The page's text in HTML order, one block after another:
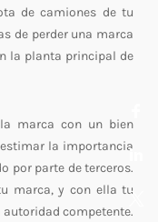
de camiones de tu
de perder una marca
la planta principal de
marca con un bien
la importancia
por parte de terceros.
marca, y con ella tu
competente.